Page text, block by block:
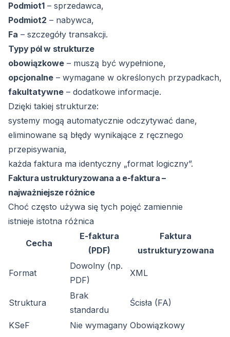
Podmiot1 – sprzedawca,
Podmiot2 – nabywca,
Fa – szczegóły transakcji.
Typy pól w strukturze
obowiązkowe – muszą być wypełnione,
opcjonalne – wymagane w określonych przypadkach,
fakultatywne – dodatkowe informacje.
Dzięki takiej strukturze:
systemy mogą automatycznie odczytywać dane,
eliminowane są błędy wynikające z ręcznego
przepisywania,
każda faktura ma identyczny „format logiczny”.
Faktura ustrukturyzowana a e-faktura –
najważniejsze różnice
Choć często używa się tych pojęć zamiennie
istnieje istotna różnica
Cecha
E-faktura
(PDF)
Faktura
ustrukturyzowana
Format
Dowolny (np.
PDF)
XML
Struktura
Brak
standardu
Ścisła (FA)
KSeF Nie wymagany Obowiązkowy